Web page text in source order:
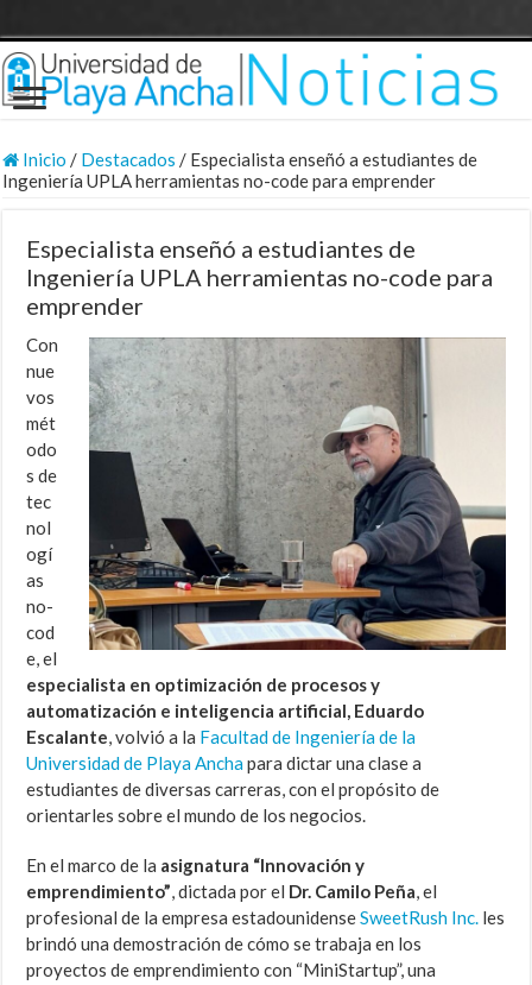
Inicio / Destacados / Especialista enseñó a estudiantes de
Ingeniería UPLA herramientas no-code para emprender
Especialista enseñó a estudiantes de
Ingeniería UPLA herramientas no-code para
emprender
Con
nue
vos
mét
odo
s de
tec
nol
ogí
as
no-
cod
e, el
especialista en optimización de procesos y
automatización e inteligencia artificial, Eduardo
Escalante, volvió a la Facultad de Ingeniería de la
Universidad de Playa Anchapara dictar una clase a
estudiantes de diversas carreras, con el propósito de
orientarles sobre el mundo de los negocios.
En el marco de la asignatura “Innovación y
emprendimiento”, dictada por el Dr. Camilo Peña, el
profesional de la empresa estadounidenseSweetRush Inc. les
brindó una demostración de cómo se trabaja en los
proyectos de emprendimiento con “MiniStartup”, una